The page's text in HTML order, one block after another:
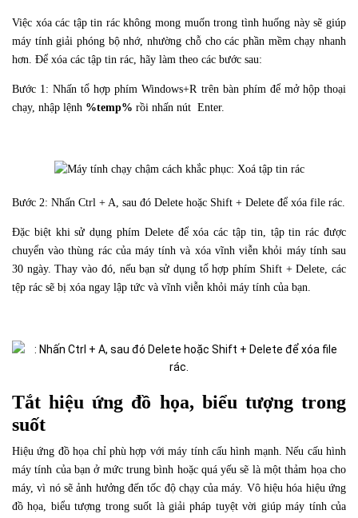
Việc xóa các tập tin rác không mong muốn trong tình huống này sẽ giúp
máy tính giải phóng bộ nhớ, nhường chỗ cho các phần mềm chạy nhanh
hơn. Để xóa các tập tin rác, hãy làm theo các bước sau:
Bước 1: Nhấn tổ hợp phím Windows+R trên bàn phím để mở hộp thoại
chạy, nhập lệnh %temp% rồi nhấn nút Enter.
Bước 2: Nhấn Ctrl + A, sau đó Delete hoặc Shift + Delete để xóa file rác.
Đặc biệt khi sử dụng phím Delete để xóa các tập tin, tập tin rác được
chuyển vào thùng rác của máy tính và xóa vĩnh viễn khỏi máy tính sau
30 ngày. Thay vào đó, nếu bạn sử dụng tổ hợp phím Shift + Delete, các
tệp rác sẽ bị xóa ngay lập tức và vĩnh viễn khỏi máy tính của bạn.
Tắt hiệu ứng đồ họa, biểu tượng trong
suốt
Hiệu ứng đồ họa chỉ phù hợp với máy tính cấu hình mạnh. Nếu cấu hình
máy tính của bạn ở mức trung bình hoặc quá yếu sẽ là một thảm họa cho
máy, vì nó sẽ ảnh hưởng đến tốc độ chạy của máy. Vô hiệu hóa hiệu ứng
đồ họa, biểu tượng trong suốt là giải pháp tuyệt vời giúp máy tính của